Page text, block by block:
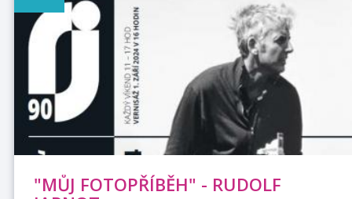
"MŮJ FOTOPŘÍBĚH" - RUDOLF